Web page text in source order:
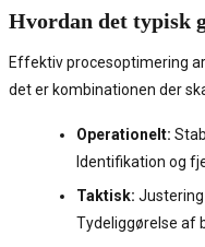
Hvordan det typisk
Effektiv procesoptimering
det er kombinationen der
Operationelt:
Identifikation og
Taktisk:
Tydeliggørelse af